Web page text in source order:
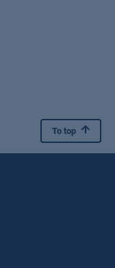
To top